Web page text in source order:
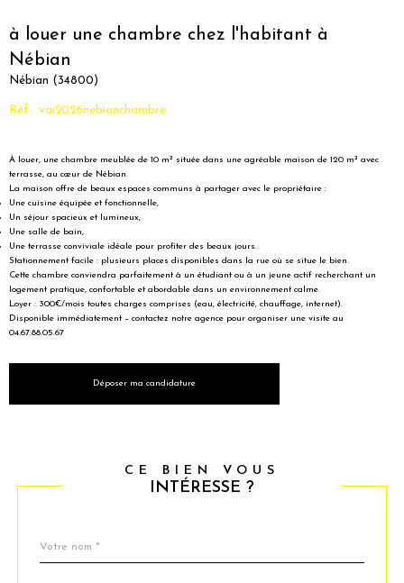
à louer une chambre chez l'habitant à
Nébian
Nébian (34800)
Réf : vai2026nebianchambre
À louer, une chambre meublée de 10 m² située dans une agréable maison de 120 m² avec
terrasse, au cœur de Nébian.
La maison offre de beaux espaces communs à partager avec le propriétaire :
Une cuisine équipée et fonctionnelle,
Un séjour spacieux et lumineux,
Une salle de bain,
Une terrasse conviviale idéale pour profiter des beaux jours.
Stationnement facile : plusieurs places disponibles dans la rue où se situe le bien.
Cette chambre conviendra parfaitement à un étudiant ou à un jeune actif recherchant un
logement pratique, confortable et abordable dans un environnement calme.
Loyer : 300€/mois toutes charges comprises (eau, électricité, chauffage, internet).
Disponible immédiatement – contactez notre agence pour organiser une visite au
04.67.88.05.67
Déposer ma candidature
CE BIEN VOUS
INTÉRESSE ?
*